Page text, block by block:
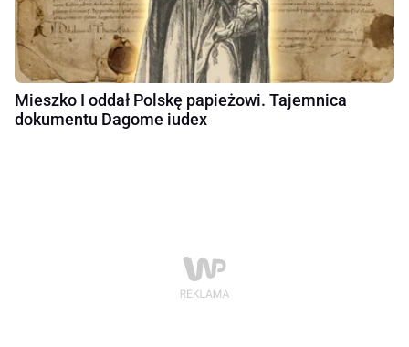
Mieszko I oddał Polskę papieżowi. Tajemnica
dokumentu Dagome iudex